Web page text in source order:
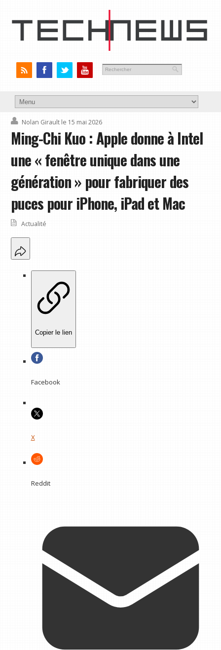
Nolan Girault le 15 mai 2026
Ming-Chi Kuo : Apple donne à Intel
une « fenêtre unique dans une
génération » pour fabriquer des
puces pour iPhone, iPad et Mac
Actualité
Copier le lien
Facebook
X
Reddit